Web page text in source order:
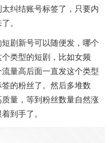
纠结账号标签了，只要内
。
剧新号可以随便发，哪个
类型的短剧，比如女频
量高后面一直发这个类型
的粉丝了。然后多堆数
量，等到粉丝数量自然涨
到手了。